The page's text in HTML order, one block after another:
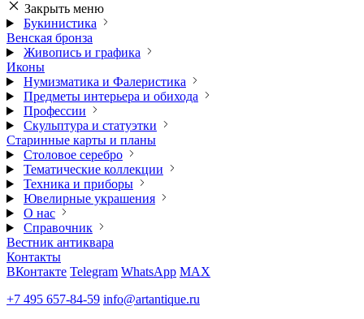
Закрыть меню
Букинистика
Венская бронза
Живопись и графика
Иконы
Нумизматика и Фалеристика
Предметы интерьера и обихода
Профессии
Скульптура и статуэтки
Старинные карты и планы
Столовое серебро
Тематические коллекции
Техника и приборы
Ювелирные украшения
О нас
Справочник
Вестник антиквара
Контакты
ВКонтакте Telegram WhatsApp MAX
+7 495 657-84-59 info@artantique.ru